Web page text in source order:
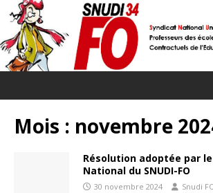
Mois : novembre
Résolution adoptée par
National du SNUDI-FO
30 novembre 2024 Snudi